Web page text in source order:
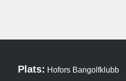
Plats: Hofors Bangolfklubb